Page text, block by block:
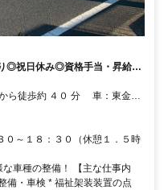
◎祝日休み◎資格手当・昇給あ
０～１８：３０（休憩１．５時
車種の整備！ 【主な仕事内
備・車検 * 福祉架装装置の点